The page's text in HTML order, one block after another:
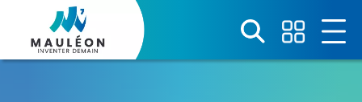
Panneau de gestion des cookies